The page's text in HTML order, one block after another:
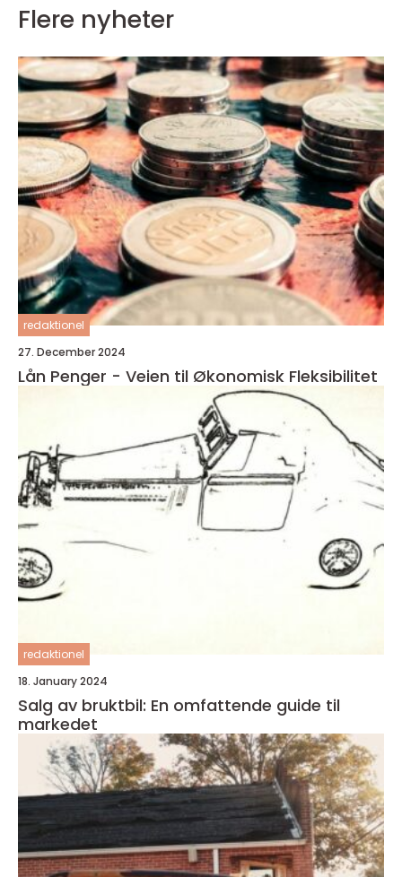
Flere nyheter
redaktionel
27. December 2024
Lån Penger - Veien til Økonomisk Fleksibilitet
redaktionel
18. January 2024
Salg av bruktbil: En omfattende guide til
markedet